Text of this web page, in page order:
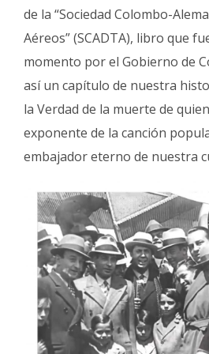
de la “Sociedad Colombo-
Aéreos” (SCADTA), libro que
momento por el Gobierno de
así un capítulo de nuestra
la Verdad de la muerte de
exponente de la canción
embajador eterno de nuestra